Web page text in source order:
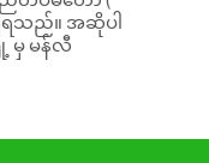
။ အဆိုပါ
မှ မန်လီ